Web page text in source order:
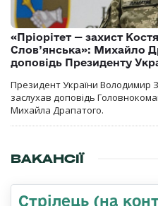
«Пріорітет — захист
Слов’янська»: Михайло
доповідь Президенту
Президент України Володимир
заслухав доповідь
Михайла Драпатого.
ВАКАНСІЇ
Стрілець (на